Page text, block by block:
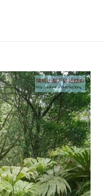
篙山-瑪礁古道-